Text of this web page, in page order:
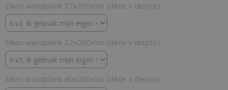
Eiken wandplank 27x200mm (dikte x diepte)
Eiken wandplank 32x200mm (dikte x diepte)
Eiken wandplank 40x200mm (dikte x diepte)